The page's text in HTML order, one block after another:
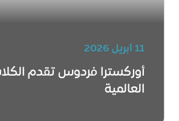
11 أبريل 2026
أوركسترا فردوس تقدم
العالمية